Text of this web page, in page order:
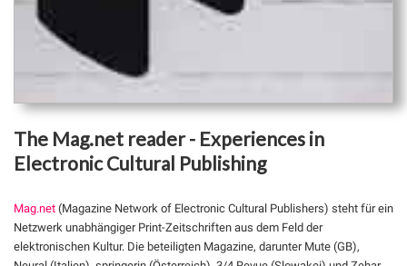
The Mag.net reader - Experiences in
Electronic Cultural Publishing
Mag.net (Magazine Network of Electronic Cultural Publishers) steht für ein
Netzwerk unabhängiger Print-Zeitschriften aus dem Feld der
elektronischen Kultur. Die beteiligten Magazine, darunter Mute (GB),